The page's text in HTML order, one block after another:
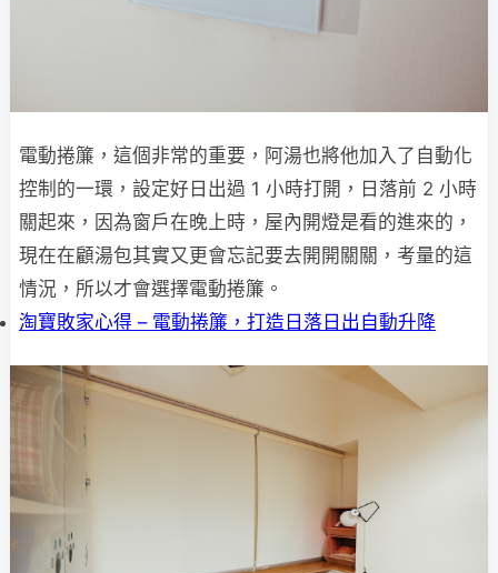
電動捲簾，這個非常的重要，阿湯也將他加入了自動化
控制的一環，設定好日出過 1 小時打開，日落前 2 小時
關起來，因為窗戶在晚上時，屋內開燈是看的進來的，
現在在顧湯包其實又更會忘記要去開開關關，考量的這
情況，所以才會選擇電動捲簾。
淘寶敗家心得 – 電動捲簾，打造日落日出自動升降